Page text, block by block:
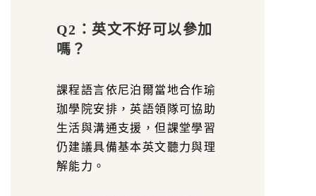
Q2：英文不好可以參加
嗎？
課程語言依尼泊爾當地合作瑜
珈學院安排，英語領隊可協助
生活與溝通支援，但課堂學習
仍建議具備基本英文聽力與理
解能力。